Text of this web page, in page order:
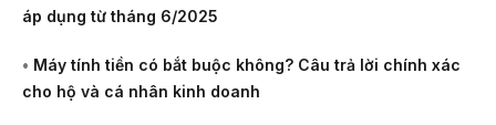
áp dụng từ tháng 6/2025
• Máy tính tiền có bắt buộc không? Câu trả lời chính xác
cho hộ và cá nhân kinh doanh